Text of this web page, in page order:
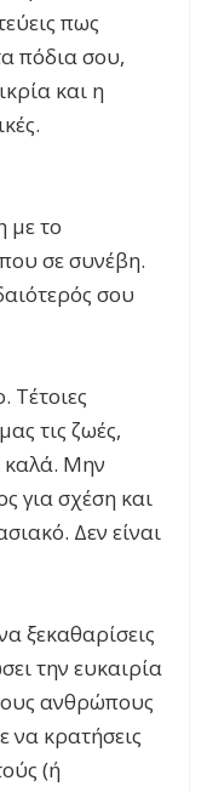
πως
πόδια σου,
και η
με το
σε συνέβη.
σου
Τέτοιες
τις ζωές,
καλά. Μην
για σχέση και
Δεν είναι
ξεκαθαρίσεις
την ευκαιρία
ανθρώπους
να κρατήσεις
(ή